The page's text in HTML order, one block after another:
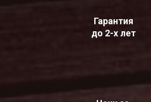
Гарантия
до 2-х лет